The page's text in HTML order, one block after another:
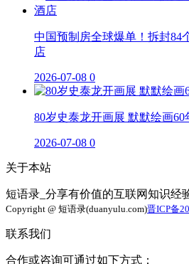
中国预制房全球爆单！拆封84
店
2026-07-08 0
80岁史泰龙开画展 默默绘画60
2026-07-08 0
关于本站
短语录_分享有价值的互联网知识经
Copyright @ 短语录(duanyulu.com)晋ICP备
联系我们
合作或咨询可通过如下方式：